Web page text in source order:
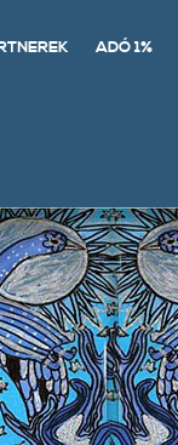
ADÓ 1%